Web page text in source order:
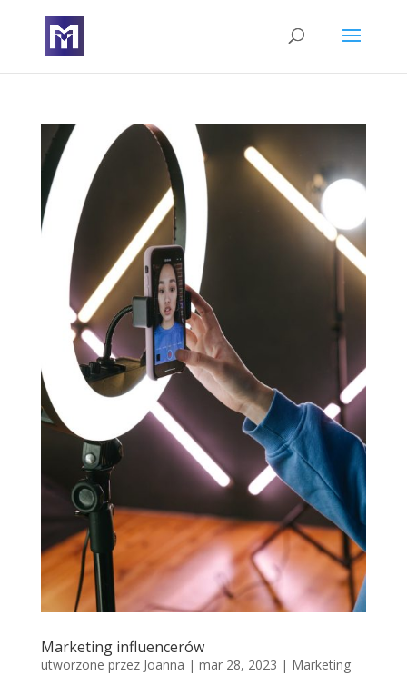
Marketing influencerów
utworzone przez Joanna | mar 28, 2023 | Marketing